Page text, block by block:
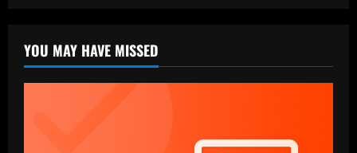
YOU MAY HAVE MISSED